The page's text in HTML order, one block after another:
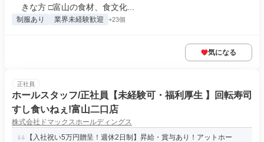
きな方 □富山の食材、食文化...
制服あり 業界未経験歓迎 +23個
気になる
正社員
ホールスタッフ/正社員【未経験可・福利厚生 】回転寿司
すし食いねぇ!富山二口店
株式会社ドマックスホールディングス
【入社祝い5万円贈呈！週休2日制】昇給・賞与あり！アットホー